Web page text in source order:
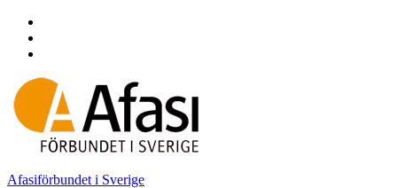
sidfoten
Afasiförbundet i Sverige